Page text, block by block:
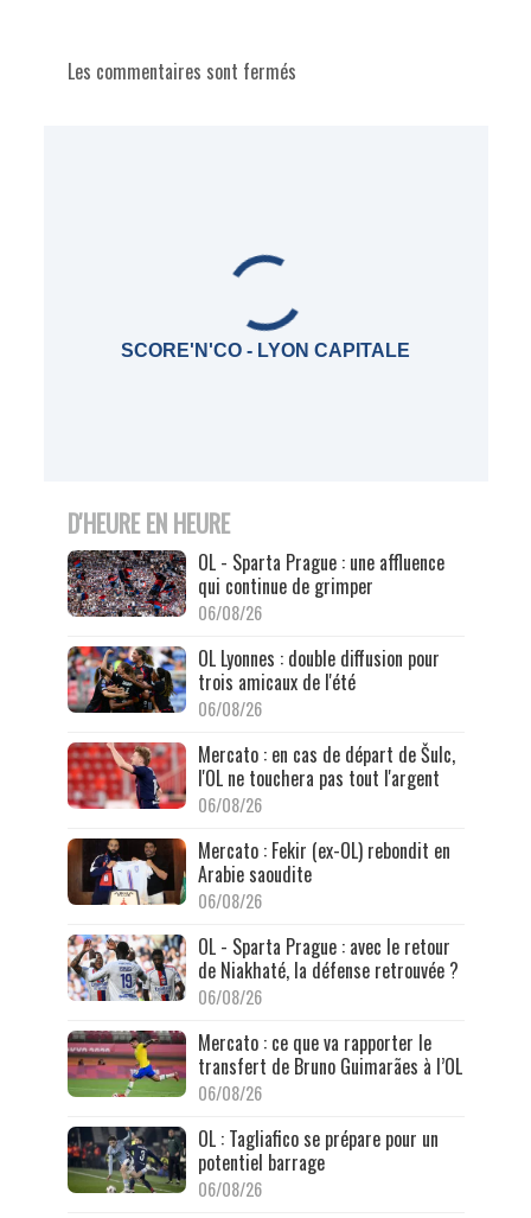
Les commentaires sont fermés
SCORE'N'CO - LYON CAPITALE
D'HEURE EN HEURE
OL - Sparta Prague : une affluence
qui continue de grimper
06/08/26
OL Lyonnes : double diffusion pour
trois amicaux de l'été
06/08/26
Mercato : en cas de départ de Šulc,
l'OL ne touchera pas tout l'argent
06/08/26
Mercato : Fekir (ex-OL) rebondit en
Arabie saoudite
06/08/26
OL - Sparta Prague : avec le retour
de Niakhaté, la défense retrouvée ?
06/08/26
Mercato : ce que va rapporter le
transfert de Bruno Guimarães à l’OL
06/08/26
OL : Tagliafico se prépare pour un
potentiel barrage
06/08/26